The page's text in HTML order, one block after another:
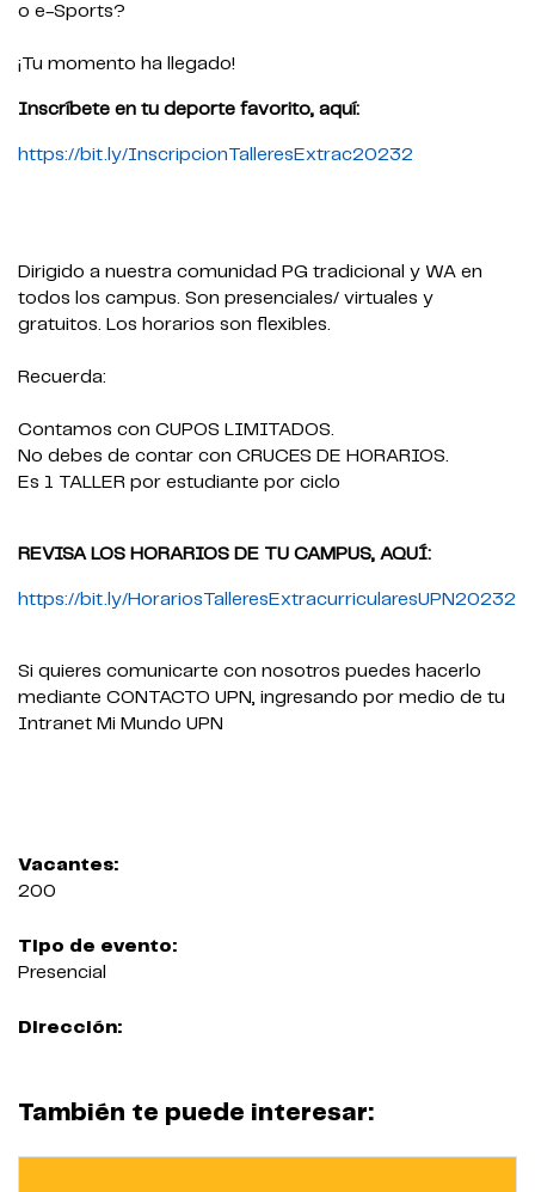
o e-Sports?
¡Tu momento ha llegado!
Inscríbete en tu deporte favorito, aquí:
https://bit.ly/InscripcionTalleresExtrac20232
Dirigido a nuestra comunidad PG tradicional y WA en
todos los campus. Son presenciales/ virtuales y
gratuitos. Los horarios son flexibles.
Recuerda:
Contamos con CUPOS LIMITADOS.
No debes de contar con CRUCES DE HORARIOS.
Es 1 TALLER por estudiante por ciclo
REVISA LOS HORARIOS DE TU CAMPUS, AQUÍ:
https://bit.ly/HorariosTalleresExtracurricularesUPN20232
Si quieres comunicarte con nosotros puedes hacerlo
mediante CONTACTO UPN, ingresando por medio de tu
Intranet Mi Mundo UPN
Vacantes:
200
Tipo de evento:
Presencial
Dirección:
También te puede interesar: